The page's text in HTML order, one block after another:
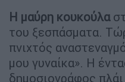
Η μαύρη κουκούλα
του ξεσπάσματα.
πνιχτός
μου γυναίκα». Η
δημοσιογράφος